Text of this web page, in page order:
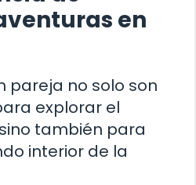
en
pareja no solo son
explorar el
también para
interior de la